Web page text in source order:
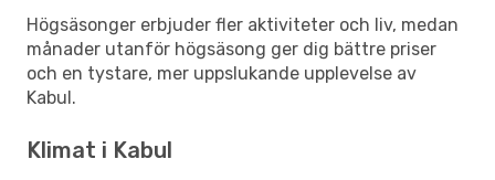
Högsäsonger erbjuder fler aktiviteter och liv, medan
månader utanför högsäsong ger dig bättre priser
och en tystare, mer uppslukande upplevelse av
Kabul.
Klimat i Kabul